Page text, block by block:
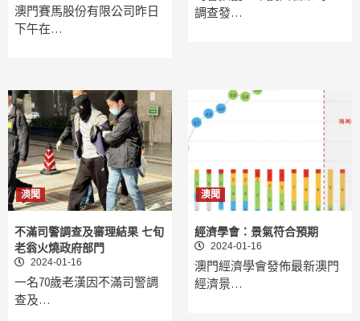
澳門賽馬股份有限公司昨日
下午在…
調查發…
澳聞
不滿司警調查及審理結果 七旬
老翁火燒政府部門
2024-01-16
一名70歲老漢因不滿司警調
查及…
澳聞
經濟學會：景氣符合預期
2024-01-16
澳門經濟學會發佈最新澳門
經濟景…